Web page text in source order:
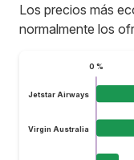
Los precios más
normalmente los
0 %
Jetstar Airways
Virgin Australia